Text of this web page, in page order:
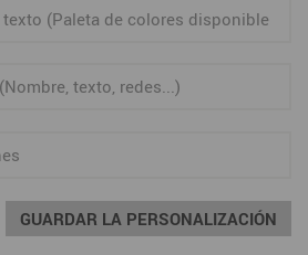
GUARDAR LA PERSONALIZACIÓN